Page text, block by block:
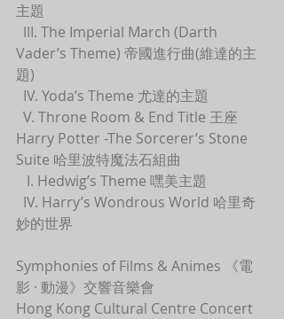
主題
Vader’s Theme) 帝國進行曲(維達的主
題)
  IV. Yoda’s Theme 尤達的主題
  V. Throne Room & End Title 王座
Harry Potter -The Sorcerer’s Stone
Suite 哈里波特魔法石組曲
   I. Hedwig’s Theme 嘿美主題
妙的世界
Symphonies of Films & Animes 《電
影 · 動漫》交響音樂會
Hong Kong Cultural Centre Concert